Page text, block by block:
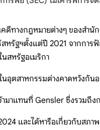
คดีทางกฎหมายต่างๆ ของ
หรัฐฯตั้งแต่ปี 2021 จากก
สหรัฐอเมริกา
สาหกรรมต่างคาดหวังกัน
มาแทนที่ Gensler ซึ่งรวม
และได้หารือเกี่ยวกับส